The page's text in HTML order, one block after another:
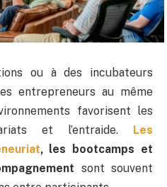
ou à des incubateurs
entrepreneurs au même
favorisent les
et l’entraide.
Les
, les bootcamps et
sont souvent